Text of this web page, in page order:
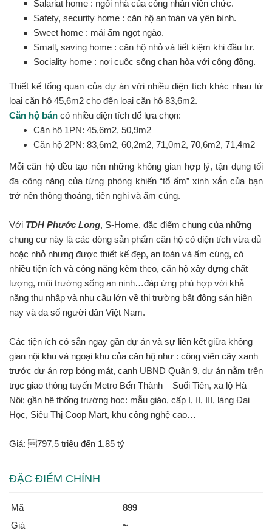
Salariat home : ngôi nhà của công nhân viên chức.
Safety, security home : căn hộ an toàn và yên bình.
Sweet home : mái ấm ngọt ngào.
Small, saving home : căn hộ nhỏ và tiết kiệm khi đầu tư.
Sociality home : nơi cuộc sống chan hòa với cộng đồng.
Thiết kế tổng quan của dự án với nhiều diện tích khác nhau từ
loại căn hộ 45,6m2 cho đến loại căn hộ 83,6m2.
Căn hộ bán có nhiều diện tích để lựa chọn:
Căn hộ 1PN: 45,6m2, 50,9m2
Căn hộ 2PN: 83,6m2, 60,2m2, 71,0m2, 70,6m2, 71,4m2
Mỗi căn hộ đều tạo nên những không gian hợp lý, tận dụng tối
đa công năng của từng phòng khiến “tổ ấm” xinh xắn của bạn
trở nên thông thoáng, tiện nghi và ấm cúng.
Với TDH Phước Long, S-Home, đặc điểm chung của những
chung cư này là các dòng sản phẩm căn hộ có diện tích vừa đủ
hoặc nhỏ nhưng được thiết kế đẹp, an toàn và ấm cúng, có
nhiều tiện ích và công năng kèm theo, căn hộ xây dựng chất
lượng, môi trường sống an ninh…đáp ứng phù hợp với khả
năng thu nhập và nhu cầu lớn về thị trường bất động sản hiện
nay và đa số người dân Việt Nam.
Các tiện ích có sẳn ngay gần dự án và sự liên kết giữa không
gian nội khu và ngoại khu của căn hộ như : công viên cây xanh
trước dự án rợp bóng mát, cạnh UBND Quận 9, dự án nằm trên
trục giao thông tuyến Metro Bến Thành – Suối Tiên, xa lộ Hà
Nội; gần hệ thống trường học: mẫu giáo, cấp I, II, III, làng Đại
Học, Siêu Thị Coop Mart, khu công nghệ cao…
Giá: 797,5 triệu đến 1,85 tỷ
ĐẶC ĐIỂM CHÍNH
Mã
899
Giá
~